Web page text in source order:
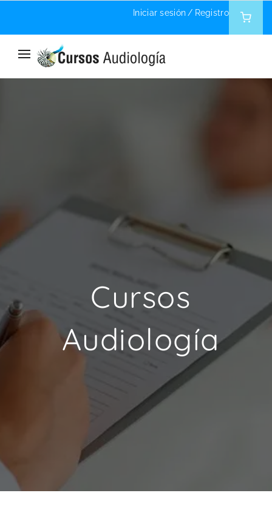
Iniciar sesión / Registro
Cosas que nunca pensó que se podrían estudiar
online
Cursos
Audiología